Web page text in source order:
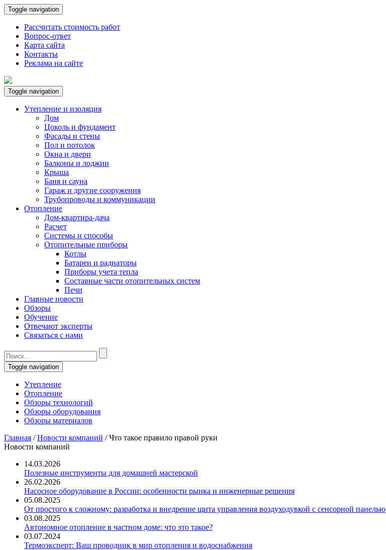
Toggle navigation
Рассчитать стоимость работ
Вопрос-ответ
Карта сайта
Контакты
Реклама на сайте
Toggle navigation
Утепление и изоляция
Дом
Цоколь и фундамент
Фасады и стены
Пол и потолок
Окна и двери
Балконы и лоджии
Крыша
Баня и сауна
Гараж и другие сооружения
Трубопроводы и коммуникации
Отопление
Дом-квартира-дача
Расчет
Системы и способы
Отопительные приборы
Котлы
Батареи и радиаторы
Приборы учета тепла
Составные части отопительных систем
Печи
Главные новости
Обзоры
Обучение
Отвечают эксперты
Связаться с нами
Toggle navigation
Утепление
Отопление
Обзоры технологий
Обзоры оборудования
Обзоры материалов
Главная /Новости компаний /Что такое правило правой руки
Новости компаний
14.03.2026
Полезные инструменты для домашней мастерской
26.02.2026
Насосное оборудование в России: особенности рынка и инженерные решения
05.08.2025
От простого к сложному: разработка и внедрение щита управления воздуходувкой с сенсорной панелью
03.08.2025
Автономное отопление в частном доме: что это такое?
03.07.2024
Термоэксперт: Ваш проводник в мир отопления и водоснабжения